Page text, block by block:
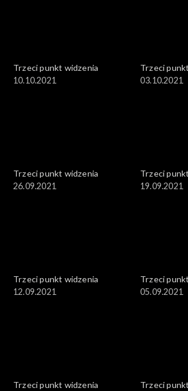
Trzeci punkt widzenia
10.10.2021
Trzeci
03.10.2021
Trzeci punkt widzenia
26.09.2021
Trzeci
19.09.2021
Trzeci punkt widzenia
12.09.2021
Trzeci
05.09.2021
Trzeci punkt widzenia
Trzeci